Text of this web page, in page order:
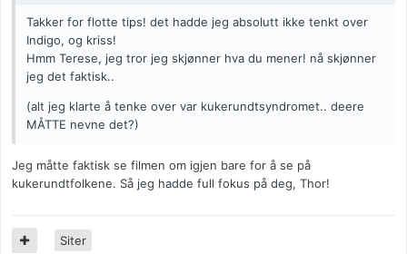
Takker for flotte tips! det hadde jeg absolutt ikke tenkt over
Indigo, og kriss!
Hmm Terese, jeg tror jeg skjønner hva du mener! nå skjønner
jeg det faktisk..
(alt jeg klarte å tenke over var kukerundtsyndromet.. deere
MÅTTE nevne det?)
Jeg måtte faktisk se filmen om igjen bare for å se på
kukerundtfolkene. Så jeg hadde full fokus på deg, Thor!
Siter